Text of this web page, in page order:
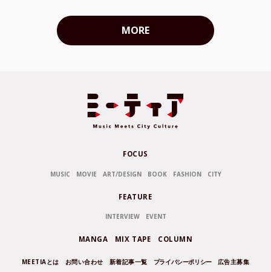
MORE
FOCUS
MUSIC MOVIE ART/DESIGN BOOK FASHION CITY
FEATURE
INTERVIEW EVENT
MANGA MIX TAPE COLUMN
MEETIAとは お問い合わせ 新着記事一覧 プライバシーポリシー 広告主募集